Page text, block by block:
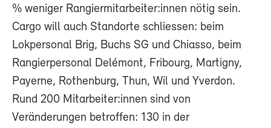
% weniger Rangiermitarbeiter:innen nötig sein.
Cargo will auch Standorte schliessen: beim
Lokpersonal Brig, Buchs SG und Chiasso, beim
Rangierpersonal Delémont, Fribourg, Martigny,
Payerne, Rothenburg, Thun, Wil und Yverdon.
Rund 200 Mitarbeiter:innen sind von
Veränderungen betroffen: 130 in der